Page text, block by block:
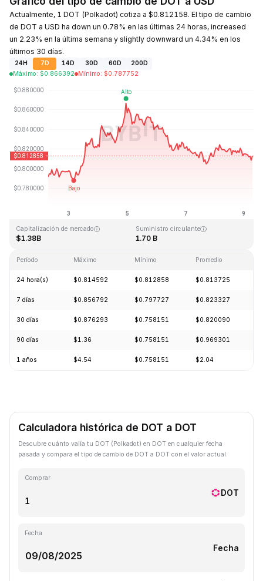
Actualmente, 1 DOT (Polkadot) cotiza a $0.812158. El tipo de cambio
de DOT a USD ha down un 0.78% en las últimas 24 horas, increased
un 2.23% en la última semana y slightly downward un 4.34% en los
últimos 30 días.
24H 7D 14D 30D 60D
200D
Máximo: $0.866392 Mínimo: $0.787752
Última actualización: 2026-08-09, 06:44 GMT+0
Capitalización de mercado
$1.38B
Suministro circulante
1.70 B
Período Máximo Mínimo Promedio
24 hora(s) $0.814592 $0.812858 $0.813725
7 días $0.856792 $0.797727 $0.823327
30 días $0.876293 $0.758151 $0.820090
90 días $1.36 $0.758151 $0.969301
1 años $4.54 $0.758151 $2.04
Calculadora histórica de DOT a DOT
Descubre cuánto valía tu DOT (Polkadot) en DOT en cualquier fecha
pasada y compara el tipo de cambio de DOT a DOT con el valor actual.
Comprar
DOT
Fecha
Fecha